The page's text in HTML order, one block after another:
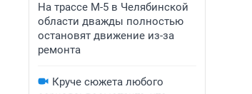
На трассе М-5 в Челябинской
области дважды полностью
остановят движение из-за
ремонта
Круче сюжета любого